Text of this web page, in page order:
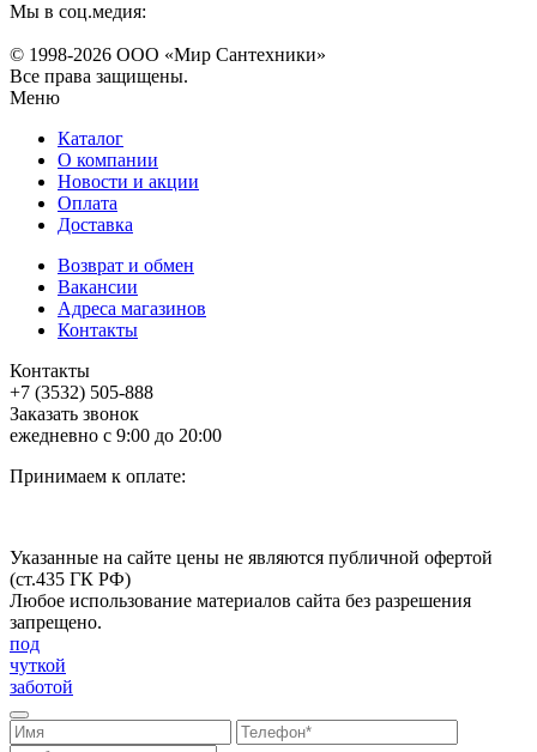
Мы в соц.медия:
© 1998-2026 ООО «Мир Сантехники»
Все права защищены.
Меню
Каталог
О компании
Новости и акции
Оплата
Доставка
Возврат и обмен
Вакансии
Адреса магазинов
Контакты
Контакты
+7 (3532) 505-888
Заказать звонок
ежедневно с 9:00 до 20:00
Принимаем к оплате:
Указанные на сайте цены не являются публичной офертой
(ст.435 ГК РФ)
Любое использование материалов сайта без разрешения
запрещено.
под
чуткой
заботой